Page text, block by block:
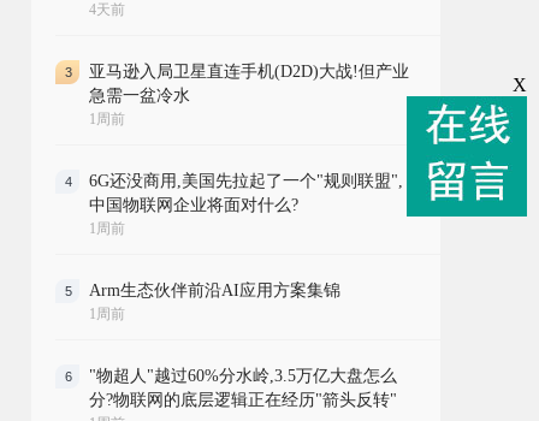
4天前
3
亚马逊入局卫星直连手机(D2D)大战!但产业
急需一盆冷水
1周前
4
6G还没商用,美国先拉起了一个"规则联盟",
中国物联网企业将面对什么?
1周前
5 Arm生态伙伴前沿AI应用方案集锦
1周前
6
"物超人"越过60%分水岭,3.5万亿大盘怎么
分?物联网的底层逻辑正在经历"箭头反转"
X